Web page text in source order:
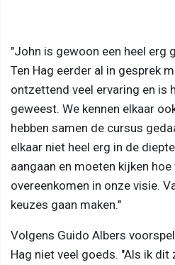
"John is gewoon een heel erg
Ten Hag eerder al in gesprek
ontzettend veel ervaring en is
geweest. We kennen elkaar
hebben samen de cursus
elkaar niet heel erg in de
aangaan en moeten kijken
overeenkomen in onze visie.
keuzes gaan maken."
Volgens Guido Albers
Hag niet veel goeds. "Als ik